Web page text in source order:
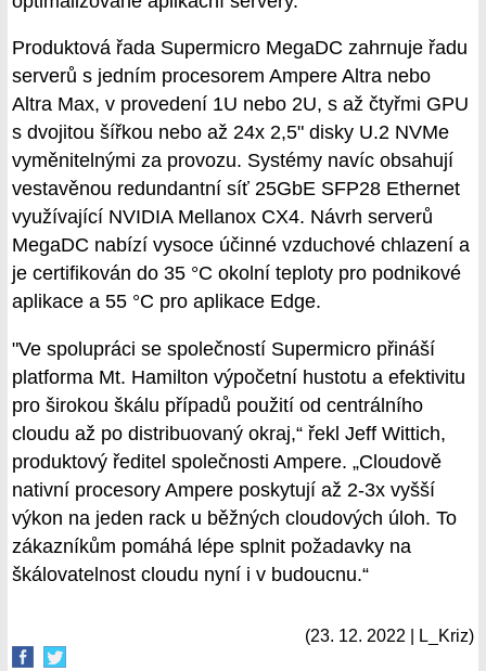
Produktová řada Supermicro MegaDC zahrnuje řadu
serverů s jedním procesorem Ampere Altra nebo
Altra Max, v provedení 1U nebo 2U, s až čtyřmi GPU
s dvojitou šířkou nebo až 24x 2,5" disky U.2 NVMe
vyměnitelnými za provozu. Systémy navíc obsahují
vestavěnou redundantní síť 25GbE SFP28 Ethernet
využívající NVIDIA Mellanox CX4. Návrh serverů
MegaDC nabízí vysoce účinné vzduchové chlazení a
je certifikován do 35 °C okolní teploty pro podnikové
aplikace a 55 °C pro aplikace Edge.
"Ve spolupráci se společností Supermicro přináší
platforma Mt. Hamilton výpočetní hustotu a efektivitu
pro širokou škálu případů použití od centrálního
cloudu až po distribuovaný okraj,“ řekl Jeff Wittich,
produktový ředitel společnosti Ampere. „Cloudově
nativní procesory Ampere poskytují až 2-3x vyšší
výkon na jeden rack u běžných cloudových úloh. To
zákazníkům pomáhá lépe splnit požadavky na
škálovatelnost cloudu nyní i v budoucnu.“
(23. 12. 2022 | L_Kriz)